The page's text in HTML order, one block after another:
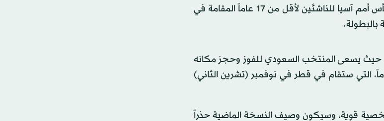
يتطلع المنتخب السعودي لبلوغ منافسات الدور قبل النهائي من بطولة كأس أمم آسيا للناشئين لأقل من 17 عاماً المقامة في
بالبطولة.
حيث يسعى المنتخب السعودي للفوز وحجز مكانه
الذهبي، وذلك بعدما ضمن الصعود لكأس العالم لأقل من 17 عاماً، التي ستقام في قطر في نوفمبر (تشرين الثاني)
قوية، وسيكون وصيف النسخة الماضية حذراً